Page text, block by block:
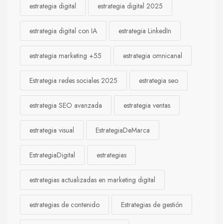
estrategia digital estrategia digital 2025
estrategia digital con IA estrategia LinkedIn
estrategia marketing +55 estrategia omnicanal
Estrategia redes sociales 2025 estrategia seo
estrategia SEO avanzada estrategia ventas
estrategia visual EstrategiaDeMarca
EstrategiaDigital estrategias
estrategias actualizadas en marketing digital
estrategias de contenido Estrategias de gestión